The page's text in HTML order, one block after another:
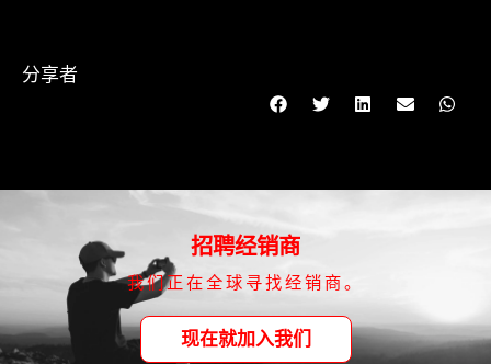
分享者
招聘经销商
我们正在全球寻找经销商。
现在就加入我们